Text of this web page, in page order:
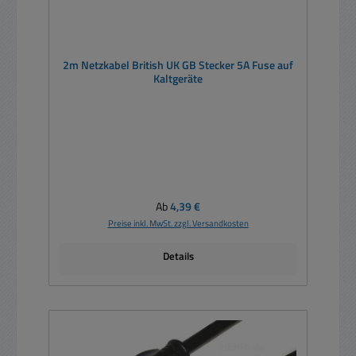
2m Netzkabel British UK GB Stecker 5A Fuse auf
Kaltgeräte
Regulärer Preis:
Ab4,39 €
Preise inkl. MwSt. zzgl. Versandkosten
Details